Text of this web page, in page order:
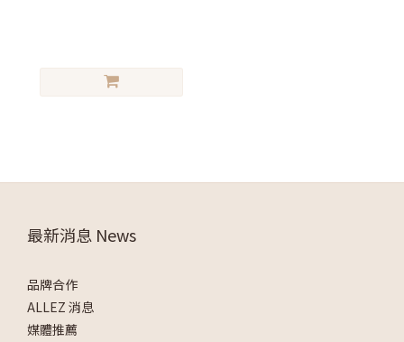
最新消息 News
品牌合作
ALLEZ 消息
媒體推薦